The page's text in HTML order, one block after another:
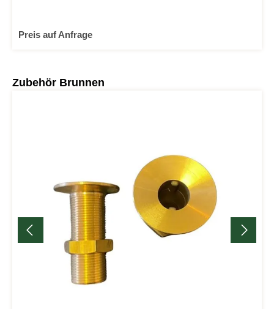
Preis auf Anfrage
Produktgalerie überspringen
Zubehör Brunnen